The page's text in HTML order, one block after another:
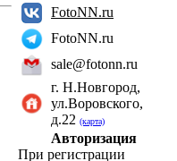
FotoNN.ru
FotoNN.ru
sale@fotonn.ru
г. Н.Новгород,
ул.Воровского,
д.22 (карта)
Авторизация
При регистрации